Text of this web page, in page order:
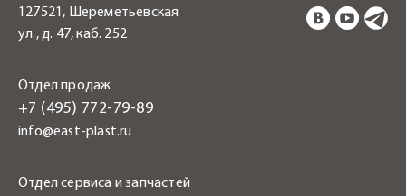
127521, Шереметьевская
ул., д. 47, каб. 252
Отдел продаж
+7 (495) 772-79-89
info@east-plast.ru
Отдел сервиса и запчастей